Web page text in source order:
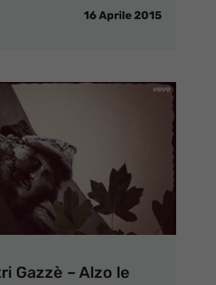
16 Aprile 2015
Gazzè – Alzo le